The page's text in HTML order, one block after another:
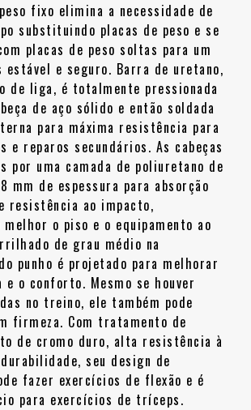
fixo elimina a necessidade de
substituindo placas de peso e se
placas de peso soltas para um
e seguro. Barra de uretano,
de liga, é totalmente pressionada
de aço sólido e então soldada
para máxima resistência para
e reparos secundários. As cabeças
por uma camada de poliuretano de
mm de espessura para absorção
resistência ao impacto,
melhor o piso e o equipamento ao
de grau médio na
punho é projetado para melhorar
e o conforto. Mesmo se houver
no treino, ele também pode
firmeza. Com tratamento de
de cromo duro, alta resistência à
seu design de
fazer exercícios de flexão e é
para exercícios de tríceps.